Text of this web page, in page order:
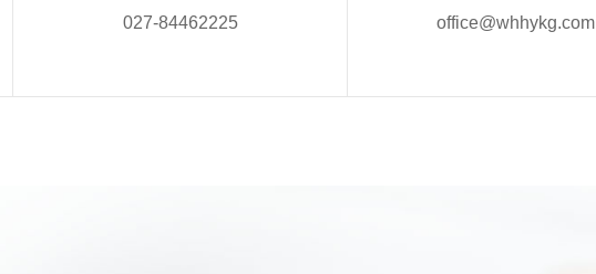
027-84462225 office@whhykg.com